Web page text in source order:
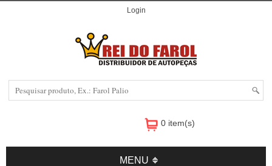
Login
0 item(s)
MENU